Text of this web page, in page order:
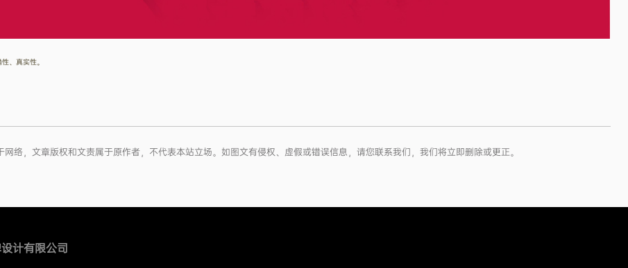
、真实性。
络，文章版权和文责属于原作者，不代表本站立场。如图文有侵权、虚假或错误信息，请您联系我们，我们将立即删除或更正。
计有限公司